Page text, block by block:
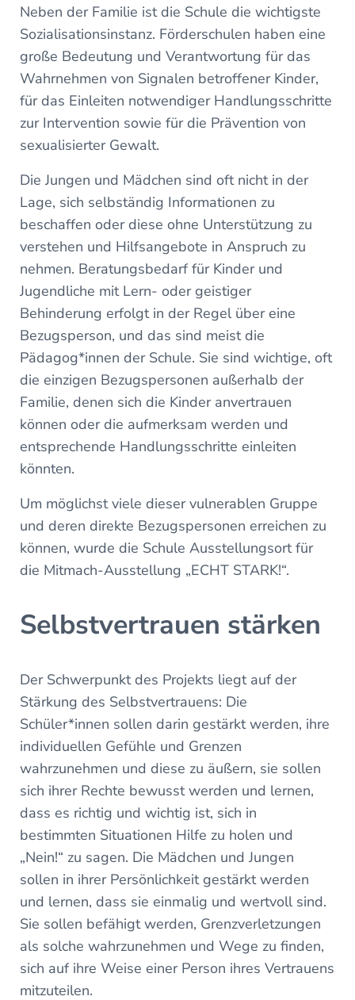
Neben der Familie ist die Schule die wichtigste
Sozialisationsinstanz. Förderschulen haben eine
große Bedeutung und Verantwortung für das
Wahrnehmen von Signalen betroffener Kinder,
für das Einleiten notwendiger Handlungsschritte
zur Intervention sowie für die Prävention von
sexualisierter Gewalt.
Die Jungen und Mädchen sind oft nicht in der
Lage, sich selbständig Informationen zu
beschaffen oder diese ohne Unterstützung zu
verstehen und Hilfsangebote in Anspruch zu
nehmen. Beratungsbedarf für Kinder und
Jugendliche mit Lern- oder geistiger
Behinderung erfolgt in der Regel über eine
Bezugsperson, und das sind meist die
Pädagog*innen der Schule. Sie sind wichtige, oft
die einzigen Bezugspersonen außerhalb der
Familie, denen sich die Kinder anvertrauen
können oder die aufmerksam werden und
entsprechende Handlungsschritte einleiten
könnten.
Um möglichst viele dieser vulnerablen Gruppe
und deren direkte Bezugspersonen erreichen zu
können, wurde die Schule Ausstellungsort für
die Mitmach-Ausstellung „ECHT STARK!“.
Selbstvertrauen stärken
Der Schwerpunkt des Projekts liegt auf der
Stärkung des Selbstvertrauens: Die
Schüler*innen sollen darin gestärkt werden, ihre
individuellen Gefühle und Grenzen
wahrzunehmen und diese zu äußern, sie sollen
sich ihrer Rechte bewusst werden und lernen,
dass es richtig und wichtig ist, sich in
bestimmten Situationen Hilfe zu holen und
„Nein!“ zu sagen. Die Mädchen und Jungen
sollen in ihrer Persönlichkeit gestärkt werden
und lernen, dass sie einmalig und wertvoll sind.
Sie sollen befähigt werden, Grenzverletzungen
als solche wahrzunehmen und Wege zu finden,
sich auf ihre Weise einer Person ihres Vertrauens
mitzuteilen.